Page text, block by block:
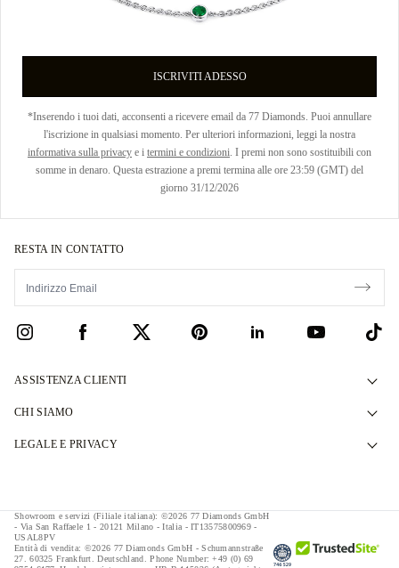
ISCRIVITI ADESSO
*Inserendo i tuoi dati, acconsenti a ricevere email da 77 Diamonds. Puoi annullare
l'iscrizione in qualsiasi momento. Per ulteriori informazioni, leggi la nostra
informativa sulla privacy e i termini e condizioni. I premi non sono sostituibili con
somme in denaro. Questa estrazione a premi termina alle ore 23:59 (GMT) del
giorno 31/12/2026
RESTA IN CONTATTO
ASSISTENZA CLIENTI
Contattaci
Termini & Condizioni Finanziamento
Calcolatore Tasse & Imposte
CHI SIAMO
La Nostra Storia
Approvvigionamento Responsabile
Stampa
LEGALE E PRIVACY
Termini & Condizioni
Impressum
Showroom e servizi (Filiale italiana): ©2026 77 Diamonds GmbH
- Via San Raffaele 1 - 20121 Milano - Italia - IT13575800969 -
USAL8PV
Entità di vendita: ©2026 77 Diamonds GmbH -Schumannstraße
27. 60325 Frankfurt. Deutschland.Phone Number:+49 (0) 69